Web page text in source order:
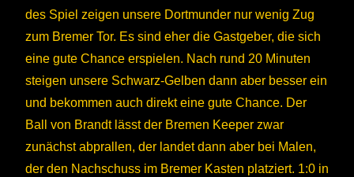
des Spiel zeigen unsere Dortmunder nur wenig Zug
zum Bremer Tor. Es sind eher die Gastgeber, die sich
eine gute Chance erspielen. Nach rund 20 Minuten
steigen unsere Schwarz-Gelben dann aber besser ein
und bekommen auch direkt eine gute Chance. Der
Ball von Brandt lässt der Bremen Keeper zwar
zunächst abprallen, der landet dann aber bei Malen,
der den Nachschuss im Bremer Kasten platziert. 1:0 in